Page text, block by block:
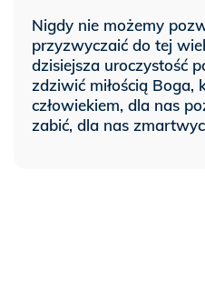
Nigdy nie możemy
przyzwyczaić do tej
dzisiejsza uroczystość
zdziwić miłością Boga,
człowiekiem, dla nas
zabić, dla nas